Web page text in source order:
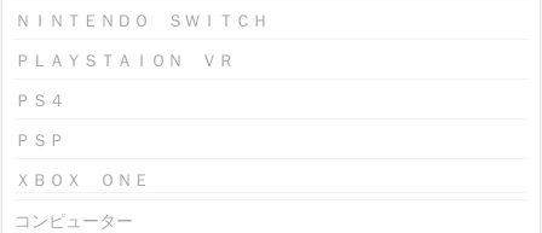
ＮＩＮＴＥＮＤＯ ＳＷＩＴＣＨ
ＰＬＡＹＳＴＡＩＯＮ ＶＲ
ＰＳ４
ＰＳＰ
ＸＢＯＸ ＯＮＥ
コンピューター